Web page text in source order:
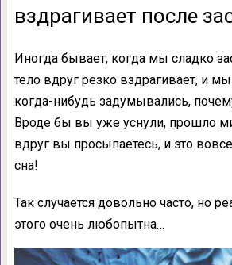
вздрагивает после
Иногда бывает, когда мы сладко
тело вдруг резко вздрагивает, и
когда-нибудь задумывались,
Вроде бы вы уже уснули, прошло
вдруг вы просыпаетесь, и это
сна!
Так случается довольно часто, но
этого очень любопытна…